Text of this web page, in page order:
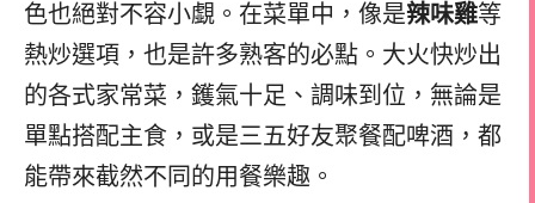
色也絕對不容小覷。在菜單中，像是辣味雞等
熱炒選項，也是許多熟客的必點。大火快炒出
的各式家常菜，鑊氣十足、調味到位，無論是
單點搭配主食，或是三五好友聚餐配啤酒，都
能帶來截然不同的用餐樂趣。